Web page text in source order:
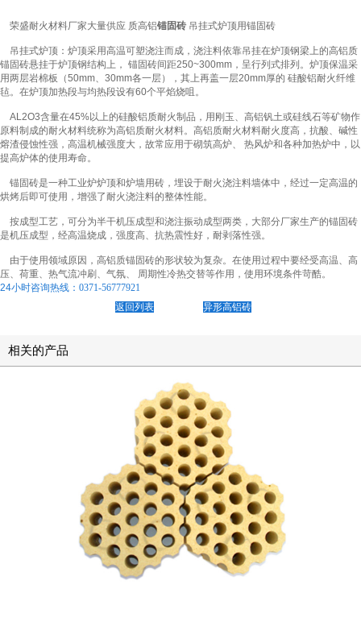
荣盛耐火材料厂家大量供应 质高铝锚固砖 吊挂式炉顶用锚固砖
吊挂式炉顶：炉顶采用高温可塑浇注而成，浇注料依靠吊挂在炉顶钢梁上的高铝质
锚固砖悬挂于炉顶钢结构上， 锚固砖间距250~300mm，呈行列式排列。炉顶保温采
用两层岩棉板（50mm、30mm各一层），其上再盖一层20mm厚的 硅酸铝耐火纤维
毡。在炉顶加热段与均热段设有60个平焰烧咀。
AL2O3含量在45%以上的硅酸铝质耐火制品，用刚玉、高铝钒土或硅线石等矿物作
原料制成的耐火材料统称为高铝质耐火材料。高铝质耐火材料耐火度高，抗酸、碱性
熔渣侵蚀性强，高温机械强度大，故常应用于砌筑高炉、 热风炉和各种加热炉中，以
提高炉体的使用寿命。
锚固砖是一种工业炉炉顶和炉墙用砖，埋设于耐火浇注料墙体中，经过一定高温的
烘烤后即可使用，增强了耐火浇注料的整体性能。
按成型工艺，可分为半干机压成型和浇注振动成型两类，大部分厂家生产的锚固砖
是机压成型，经高温烧成，强度高、抗热震性好，耐剥落性强。
由于使用领域原因，高铝质锚固砖的形状较为复杂。在使用过程中要经受高温、高
压、荷重、热气流冲刷、气氛、 周期性冷热交替等作用，使用环境条件苛酷。
24小时咨询热线： 0371-56777921
返回列表
异形高铝砖
相关的产品